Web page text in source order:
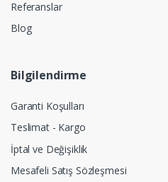
Referanslar
Blog
Bilgilendirme
Garanti Koşulları
Teslimat - Kargo
İptal ve Değişiklik
Mesafeli Satış Sözleşmesi